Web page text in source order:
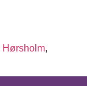
Hørsholm,